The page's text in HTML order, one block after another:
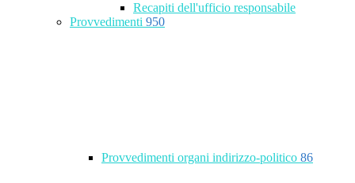
Recapiti dell'ufficio responsabile
Provvedimenti 950
Provvedimenti organi indirizzo-politico 86